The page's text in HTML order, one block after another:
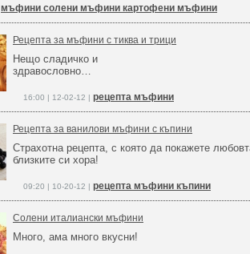
мъфини солени мъфини картофени мъфини
Рецепта за мъфини с тиква и трици
Нещо сладичко и
здравословно…
16:00 | 12-02-12 | рецепта мъфини
Рецепта за ванилови мъфини с къпини
Страхотна рецепта, с която да покажете
близките си хора!
09:20 | 10-20-12 | рецепта мъфини къпини
Солени италиански мъфини
Много, ама много вкусни!